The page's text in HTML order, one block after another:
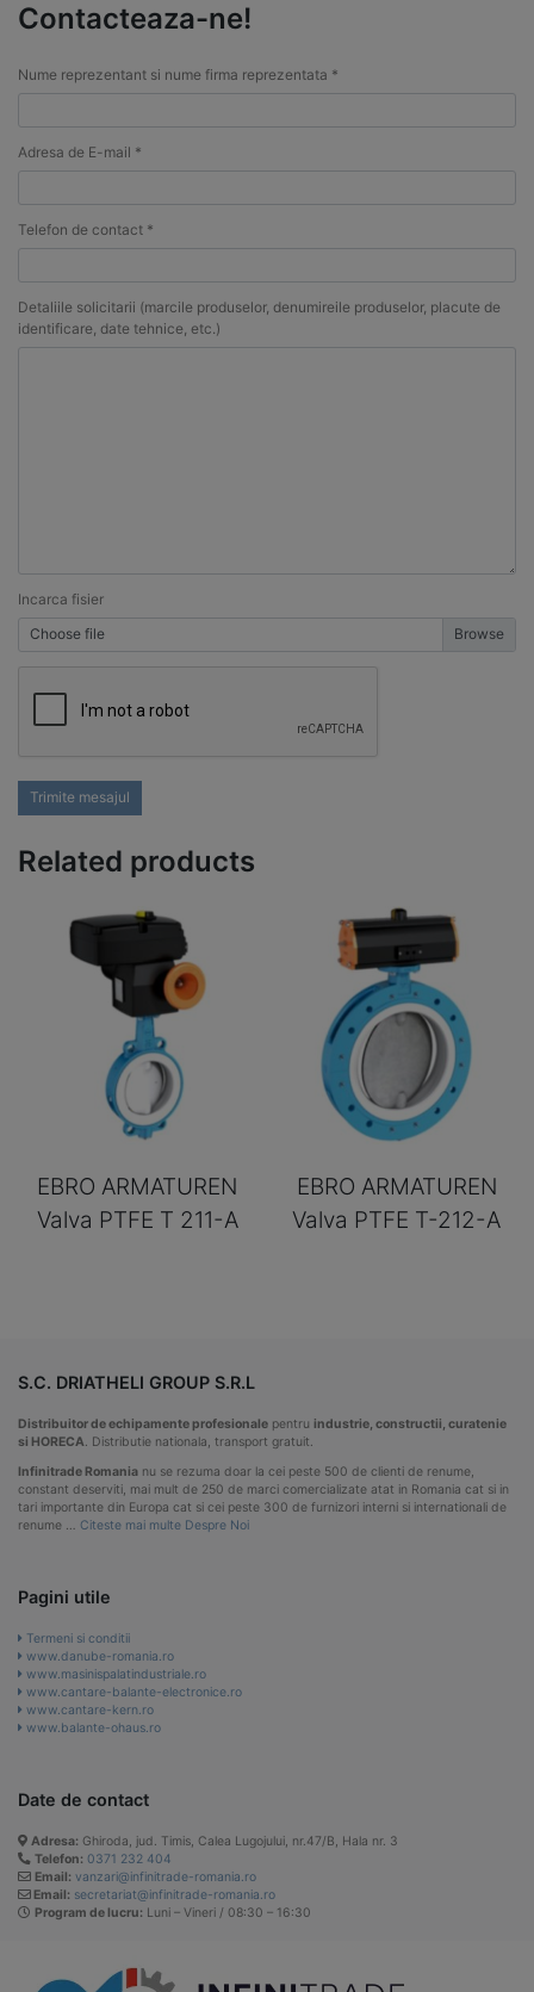
Contacteaza-ne!
Nume reprezentant si nume firma reprezentata *
Adresa de E-mail *
Telefon de contact *
Detaliile solicitarii (marcile produselor, denumireile produselor, placute de
identificare, date tehnice, etc.)
Incarca fisier
Choose file
Trimite mesajul
Related products
EBRO ARMATUREN
Valva PTFE T 211-A
EBRO ARMATUREN
Valva PTFE T-212-A
S.C. DRIATHELI GROUP S.R.L
Distribuitor de echipamente profesionale pentru industrie, constructii, curatenie
si HORECA. Distributie nationala, transport gratuit.
Infinitrade Romania nu se rezuma doar la cei peste 500 de clienti de renume,
constant deserviti, mai mult de 250 de marci comercializate atat in Romania cat si in
tari importante din Europa cat si cei peste 300 de furnizori interni si internationali de
renume … Citeste mai multe Despre Noi
Pagini utile
Termeni si conditii
www.danube-romania.ro
www.masinispalatindustriale.ro
www.cantare-balante-electronice.ro
www.cantare-kern.ro
www.balante-ohaus.ro
Date de contact
Adresa: Ghiroda, jud. Timis, Calea Lugojului, nr.47/B, Hala nr. 3
Telefon: 0371 232 404
Email: vanzari@infinitrade-romania.ro
Email: secretariat@infinitrade-romania.ro
Program de lucru: Luni – Vineri / 08:30 – 16:30